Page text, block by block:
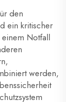
den
ein kritischer
Notfall
werden,